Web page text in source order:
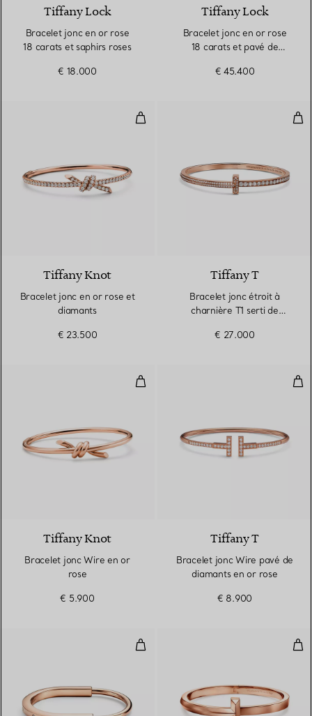
Tiffany Lock
Bracelet jonc en or rose
18 carats et saphirs roses
€ 18.000
Tiffany Lock
Bracelet jonc en or rose
18 carats et pavé de
€ 45.400
Bracelet jonc en or rose et
Tiffany Knot
Bracelet jonc en or rose et
diamants
€ 23.500
Tiffany T
Bracelet jonc étroit à
charnière T1 serti de
rose
€ 27.000
Bracelet jonc Wire en or rose
Tiffany Knot
Bracelet jonc Wire en or
rose
€ 5.900
Tiffany T
Bracelet jonc Wire pavé de
diamants en or rose
€ 8.900
Bracelet jonc en or rose 18